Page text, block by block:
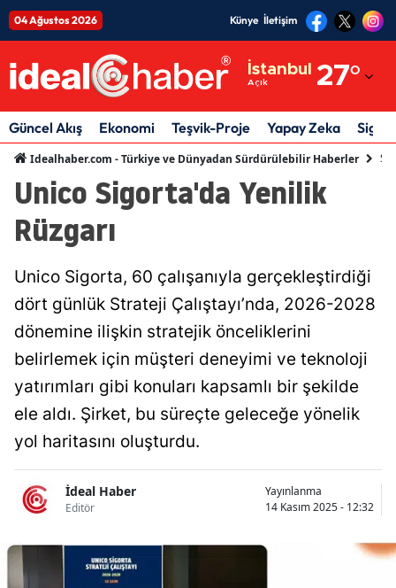
04 Ağustos 2026 Künye İletişim
İstanbul
Açık 27°
Adıyaman
Afyonkarahisar
Ağrı
Amasya
Antalya
Artvin
Aydın
Balıkesir
Bilecik
Bitlis
Güncel Akış Ekonomi Teşvik-Proje Yapay Zeka
Idealhaber.com - Türkiye ve Dünyadan Sürdürülebilir Haberler
Unico Sigorta'da Yenilik
Rüzgarı
Unico Sigorta, 60 çalışanıyla gerçekleştirdiği
dört günlük Strateji Çalıştayı’nda, 2026-2028
dönemine ilişkin stratejik önceliklerini
belirlemek için müşteri deneyimi ve teknoloji
yatırımları gibi konuları kapsamlı bir şekilde
ele aldı. Şirket, bu süreçte geleceğe yönelik
yol haritasını oluşturdu.
İdeal Haber
Editör
Yayınlanma
14 Kasım 2025 - 12:32